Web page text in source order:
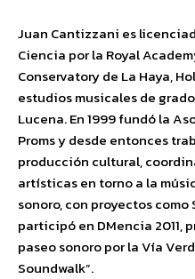
Juan Cantizzani es
Ciencia por la Royal
Conservatory de La Haya,
estudios musicales de
Lucena. En 1999 fundó la
Proms y desde entonces
producción cultural,
artísticas en torno a la
sonoro, con proyectos
participó en DMencia 2011,
paseo sonoro por la Vía
Soundwalk”.